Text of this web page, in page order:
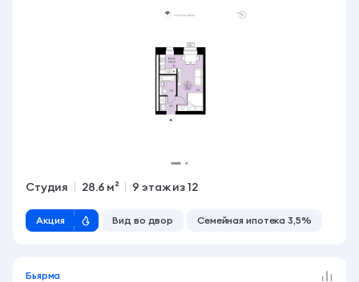
Студия 28.6 м² 9 этаж из 12
Акция Вид во двор Семейная ипотека 3,5%
Бьярма